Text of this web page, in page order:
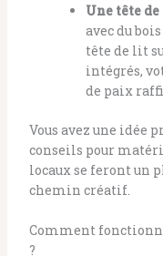
Une tête
avec du
tête de lit
intégrés,
de paix
Vous avez une idée
conseils pour
locaux se feront un
chemin créatif.
Comment
?